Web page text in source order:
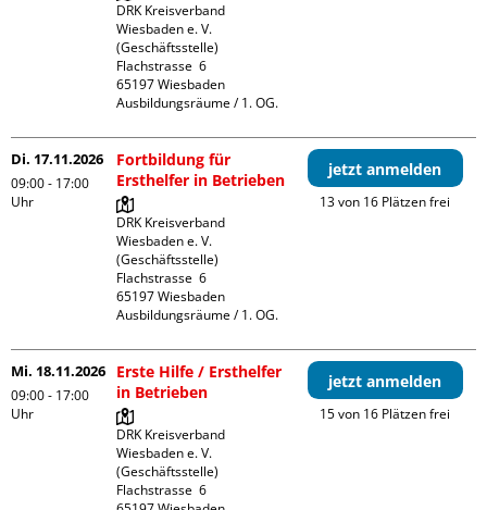
DRK Kreisverband
Wiesbaden e. V.
(Geschäftsstelle)
Flachstrasse  6
65197 Wiesbaden
Ausbildungsräume / 1. OG.
Di. 17.11.2026
09:00 - 17:00
Uhr
Fortbildung für
Ersthelfer in Betrieben
DRK Kreisverband
Wiesbaden e. V.
(Geschäftsstelle)
Flachstrasse  6
65197 Wiesbaden
Ausbildungsräume / 1. OG.
jetzt anmelden
13 von 16 Plätzen frei
Mi. 18.11.2026
09:00 - 17:00
Uhr
Erste Hilfe / Ersthelfer
in Betrieben
DRK Kreisverband
Wiesbaden e. V.
(Geschäftsstelle)
Flachstrasse  6
jetzt anmelden
15 von 16 Plätzen frei